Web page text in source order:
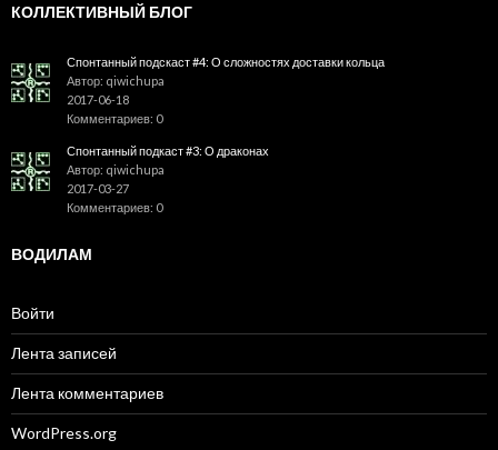
КОЛЛЕКТИВНЫЙ БЛОГ
Спонтанный подскаст #4: О сложностях доставки кольца
Автор: qiwichupa
2017-06-18
Комментариев: 0
Спонтанный подкаст #3: О драконах
Автор: qiwichupa
2017-03-27
Комментариев: 0
ВОДИЛАМ
Войти
Лента записей
Лента комментариев
WordPress.org